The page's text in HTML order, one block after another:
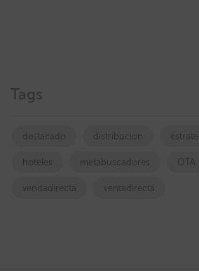
Tags
destacado distribucion
hoteles metabuscadores OTA
vendadirecta ventadirecta